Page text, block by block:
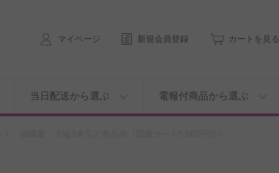
マイページ 新規会員登録 カートを見る
当日配送から選ぶ 電報付商品から選ぶ